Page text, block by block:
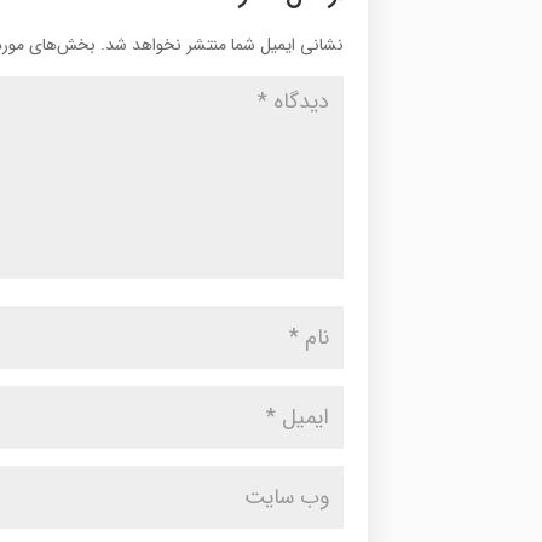
نشانی ایمیل شما منتشر نخواهد شد. بخش‌های